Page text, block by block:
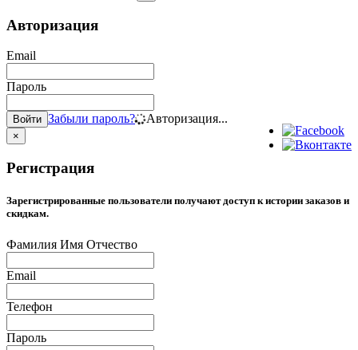
Авторизация
Email
Пароль
Войти Забыли пароль? Авторизация...
×
Регистрация
Зарегистрированные пользователи получают доступ к истории заказов и
скидкам.
Фамилия Имя Отчество
Email
Телефон
Пароль